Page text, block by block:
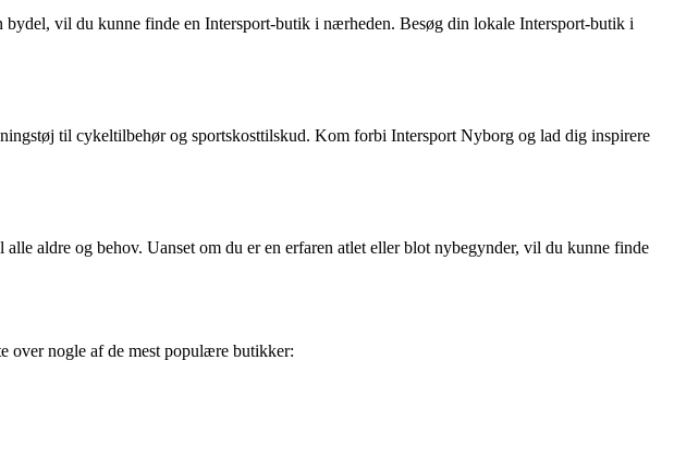
vil du kunne finde en Intersport-butik i nærheden. Besøg din lokale Intersport-butik i
til cykeltilbehør og sportskosttilskud. Kom forbi Intersport Nyborg og lad dig inspirere
aldre og behov. Uanset om du er en erfaren atlet eller blot nybegynder, vil du kunne finde
over nogle af de mest populære butikker: